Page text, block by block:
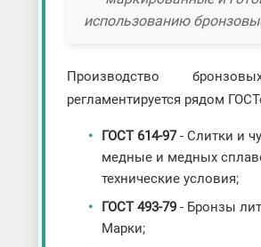
использованию
Производство
регламентируется рядом
ГОСТ 614-97- Слитки и
медные и медных
технические условия;
ГОСТ 493-79- Бронзы
Марки;